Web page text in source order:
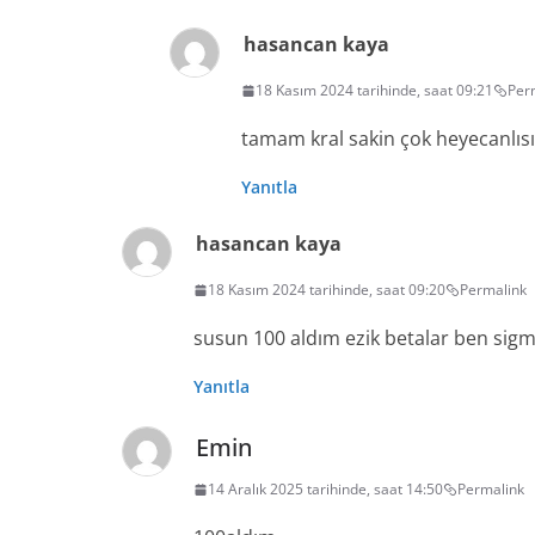
hasancan kaya
18 Kasım 2024 tarihinde, saat 09:21
tamam kral sakin çok
Yanıtla
hasancan kaya
18 Kasım 2024 tarihinde, saat 09:20 Permalink
susun 100 aldım ezik betalar ben
Yanıtla
Emin
14 Aralık 2025 tarihinde, saat 14:50 Permalink